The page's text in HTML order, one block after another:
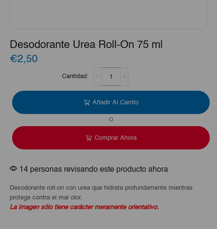
Desodorante Urea Roll-On 75 ml
€2,50
75
ml
cantidad
Añadir Al Carrito
O
Comprar Ahora
14 personas revisando este producto ahora
Desodorante roll-on con urea que hidrata profundamente mientras
protege contra el mal olor.
La imagen sólo tiene carácter meramente orientativo.